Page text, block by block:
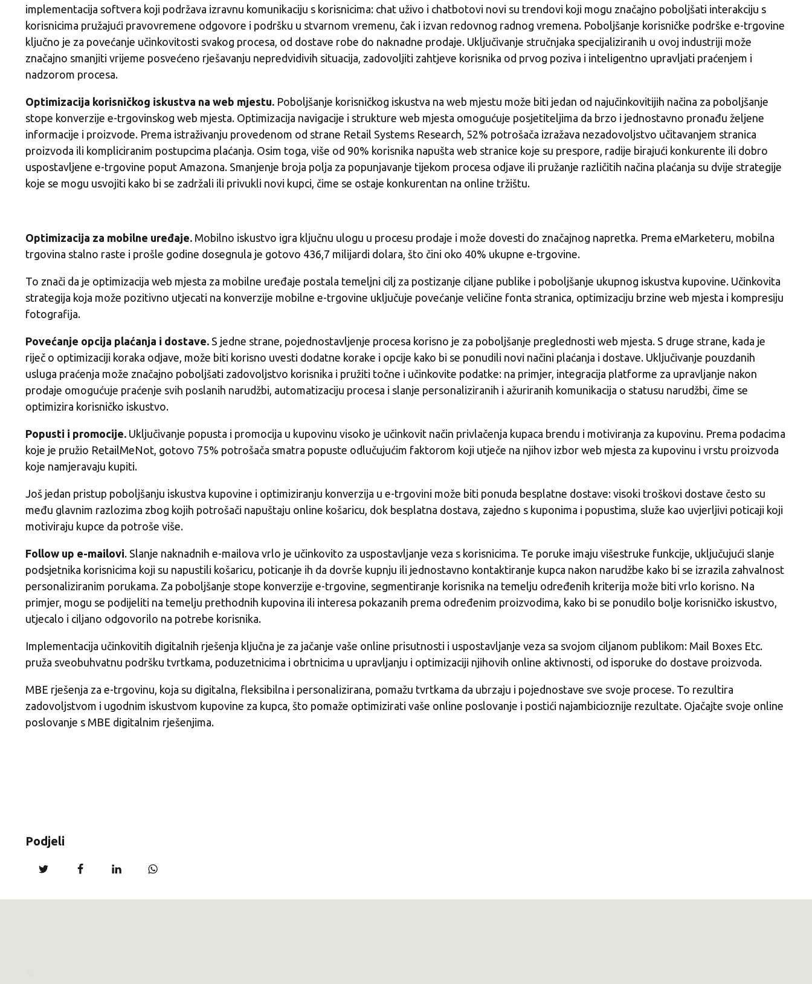
implementacija softvera koji podržava izravnu komunikaciju s korisnicima: chat uživo i chatbotovi novi su trendovi koji mogu značajno poboljšati interakciju s
korisnicima pružajući pravovremene odgovore i podršku u stvarnom vremenu, čak i izvan redovnog radnog vremena. Poboljšanje korisničke podrške e-trgovine
ključno je za povećanje učinkovitosti svakog procesa, od dostave robe do naknadne prodaje. Uključivanje stručnjaka specijaliziranih u ovoj industriji može
značajno smanjiti vrijeme posvećeno rješavanju nepredvidivih situacija, zadovoljiti zahtjeve korisnika od prvog poziva i inteligentno upravljati praćenjem i
nadzorom procesa.
Optimizacija korisničkog iskustva na web mjestu. Poboljšanje korisničkog iskustva na web mjestu može biti jedan od najučinkovitijih načina za poboljšanje
stope konverzije e-trgovinskog web mjesta. Optimizacija navigacije i strukture web mjesta omogućuje posjetiteljima da brzo i jednostavno pronađu željene
informacije i proizvode. Prema istraživanju provedenom od strane Retail Systems Research, 52% potrošača izražava nezadovoljstvo učitavanjem stranica
proizvoda ili kompliciranim postupcima plaćanja. Osim toga, više od 90% korisnika napušta web stranice koje su prespore, radije birajući konkurente ili dobro
uspostavljene e-trgovine poput Amazona. Smanjenje broja polja za popunjavanje tijekom procesa odjave ili pružanje različitih načina plaćanja su dvije strategije
koje se mogu usvojiti kako bi se zadržali ili privukli novi kupci, čime se ostaje konkurentan na online tržištu.
Optimizacija za mobilne uređaje. Mobilno iskustvo igra ključnu ulogu u procesu prodaje i može dovesti do značajnog napretka. Prema eMarketeru, mobilna
trgovina stalno raste i prošle godine dosegnula je gotovo 436,7 milijardi dolara, što čini oko 40% ukupne e-trgovine.
To znači da je optimizacija web mjesta za mobilne uređaje postala temeljni cilj za postizanje ciljane publike i poboljšanje ukupnog iskustva kupovine. Učinkovita
strategija koja može pozitivno utjecati na konverzije mobilne e-trgovine uključuje povećanje veličine fonta stranica, optimizaciju brzine web mjesta i kompresiju
fotografija.
Povećanje opcija plaćanja i dostave. S jedne strane, pojednostavljenje procesa korisno je za poboljšanje preglednosti web mjesta. S druge strane, kada je
riječ o optimizaciji koraka odjave, može biti korisno uvesti dodatne korake i opcije kako bi se ponudili novi načini plaćanja i dostave. Uključivanje pouzdanih
usluga praćenja može značajno poboljšati zadovoljstvo korisnika i pružiti točne i učinkovite podatke: na primjer, integracija platforme za upravljanje nakon
prodaje omogućuje praćenje svih poslanih narudžbi, automatizaciju procesa i slanje personaliziranih i ažuriranih komunikacija o statusu narudžbi, čime se
optimizira korisničko iskustvo.
Popusti i promocije. Uključivanje popusta i promocija u kupovinu visoko je učinkovit način privlačenja kupaca brendu i motiviranja za kupovinu. Prema podacima
koje je pružio RetailMeNot, gotovo 75% potrošača smatra popuste odlučujućim faktorom koji utječe na njihov izbor web mjesta za kupovinu i vrstu proizvoda
koje namjeravaju kupiti.
Još jedan pristup poboljšanju iskustva kupovine i optimiziranju konverzija u e-trgovini može biti ponuda besplatne dostave: visoki troškovi dostave često su
među glavnim razlozima zbog kojih potrošači napuštaju online košaricu, dok besplatna dostava, zajedno s kuponima i popustima, služe kao uvjerljivi poticaji koji
motiviraju kupce da potroše više.
Follow up e-mailovi. Slanje naknadnih e-mailova vrlo je učinkovito za uspostavljanje veza s korisnicima. Te poruke imaju višestruke funkcije, uključujući slanje
podsjetnika korisnicima koji su napustili košaricu, poticanje ih da dovrše kupnju ili jednostavno kontaktiranje kupca nakon narudžbe kako bi se izrazila zahvalnost
personaliziranim porukama. Za poboljšanje stope konverzije e-trgovine, segmentiranje korisnika na temelju određenih kriterija može biti vrlo korisno. Na
primjer, mogu se podijeliti na temelju prethodnih kupovina ili interesa pokazanih prema određenim proizvodima, kako bi se ponudilo bolje korisničko iskustvo,
utjecalo i ciljano odgovorilo na potrebe korisnika.
Implementacija učinkovitih digitalnih rješenja ključna je za jačanje vaše online prisutnosti i uspostavljanje veza sa svojom ciljanom publikom: Mail Boxes Etc.
pruža sveobuhvatnu podršku tvrtkama, poduzetnicima i obrtnicima u upravljanju i optimizaciji njihovih online aktivnosti, od isporuke do dostave proizvoda.
MBE rješenja za e-trgovinu, koja su digitalna, fleksibilna i personalizirana, pomažu tvrtkama da ubrzaju i pojednostave sve svoje procese. To rezultira
zadovoljstvom i ugodnim iskustvom kupovine za kupca, što pomaže optimizirati vaše online poslovanje i postići najambicioznije rezultate. Ojačajte svoje online
poslovanje s MBE digitalnim rješenjima.
Podjeli